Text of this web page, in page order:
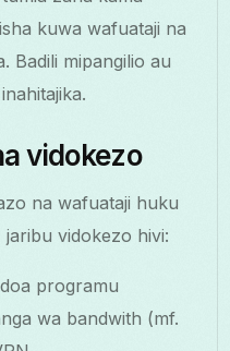
kuwa wafuataji na
Badili mipangilio au
vidokezo
na wafuataji huku
vidokezo hivi:
programu
wa bandwith (mf.